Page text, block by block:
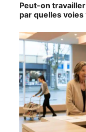
Peut-on
par quelles voies